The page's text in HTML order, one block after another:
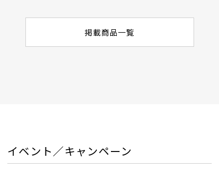
掲載商品一覧
イベント／キャンペーン